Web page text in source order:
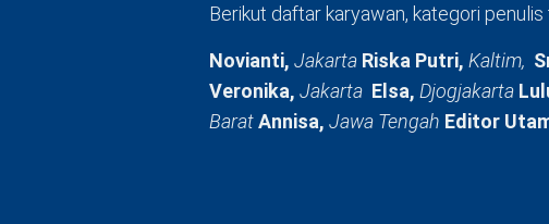
Berikut daftar karyawan, kategori
Novianti, Jakarta Riska Putri, Kaltim,
Veronika, Jakarta Elsa, Djogjakarta
BaratAnnisa, Jawa Tengah Editor